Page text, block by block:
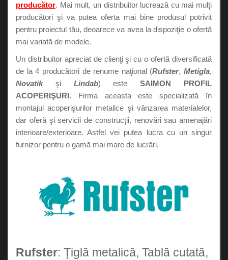
producător. Mai mult, un distribuitor lucrează cu mai mulţi
producători şi va putea oferta mai bine produsul potrivit
pentru proiectul tău, deoarece va avea la dispoziţie o ofertă
mai variată de modele.
Un distribuitor apreciat de clienţi şi cu o ofertă diversificată
de la 4 producători de renume naţional (Rufster, Metigla,
Novatikşi Lindab) esteSAIMON PROFIL
ACOPERIŞURI. Firma aceasta este specializată în
montajul acoperişurilor metalice şi vânzarea materialelor,
dar oferă şi servicii de construcţii, renovări sau amenajări
interioare/exterioare. Astfel vei putea lucra cu un singur
furnizor pentru o gamă mai mare de lucrări.
Rufster: Ţiglă metalică, Tablă cutată,